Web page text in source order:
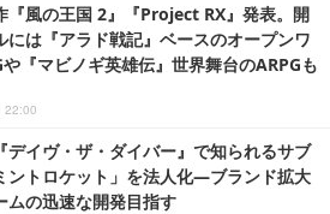
『風の王国 2』『Project RX』発表。開
には『アラド戦記』ベースのオープンワ
『マビノギ英雄伝』世界舞台のARPGも
22:00
デイヴ・ザ・ダイバー』で知られるサブ
ントロケット」を法人化―ブランド拡大
ムの迅速な開発目指す